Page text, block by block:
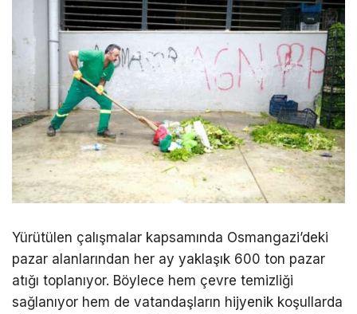
Yürütülen çalışmalar kapsamında Osmangazi’deki
pazar alanlarından her ay yaklaşık 600 ton pazar
atığı toplanıyor. Böylece hem çevre temizliği
sağlanıyor hem de vatandaşların hijyenik koşullarda